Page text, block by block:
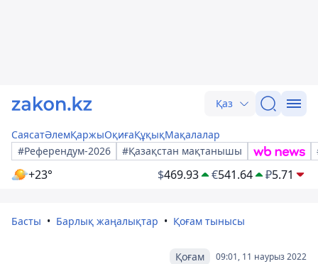
Қаз
СаясатӘлемҚаржыОқиғаҚұқықМақалалар
#Референдум-2026
#Қазақстан мақтанышы
+23° $469.93 €541.64 ₽5.71
Басты Барлық жаңалықтар Қоғам тынысы
09:01, 11 наурыз 2022
Қоғам